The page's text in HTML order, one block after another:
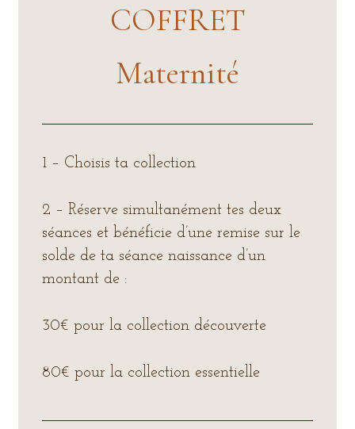
COFFRET
Maternité
1 – Choisis ta collection
2 – Réserve simultanément tes deux
séances et bénéficie d’une remise sur le
solde de ta séance naissance d’un
montant de :
30€ pour la collection découverte
80€ pour la collection essentielle